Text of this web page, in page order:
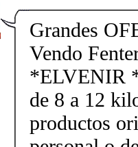
Grandes
Vendo
*ELVENIR
de 8 a 12
productos